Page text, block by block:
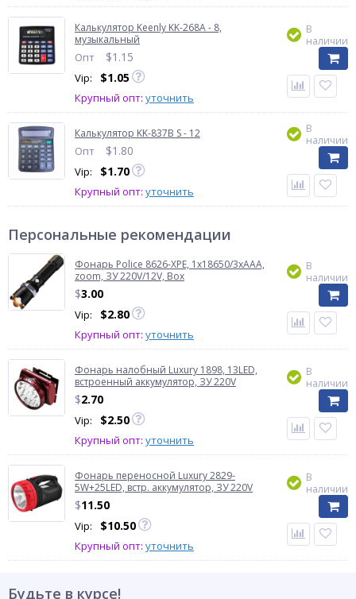
Калькулятор Keenly KK-268A - 8,
музыкальный
Опт $1.15
Vip: $1.05
Крупный опт: уточнить
В
наличии
Калькулятор KK-837B S - 12
Опт $1.80
Vip: $1.70
Крупный опт: уточнить
В
наличии
Персональные рекомендации
Фонарь Police 8626-XPE, 1х18650/3xAAA,
zoom, ЗУ 220V/12V, Box
$3.00
Vip: $2.80
Крупный опт: уточнить
В
наличии
Фонарь налобный Luxury 1898, 13LED,
встроенный аккумулятор, ЗУ 220V
$2.70
Vip: $2.50
Крупный опт: уточнить
В
наличии
Фонарь переносной Luxury 2829-
5W+25LED, встр. аккумулятор, ЗУ 220V
$11.50
Vip: $10.50
Крупный опт: уточнить
В
наличии
Будьте в курсе!